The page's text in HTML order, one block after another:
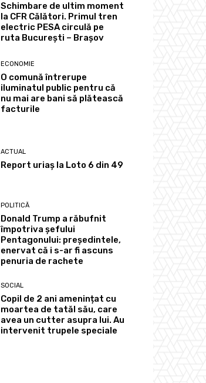
Schimbare de ultim moment
la CFR Călători. Primul tren
electric PESA circulă pe
ruta București – Brașov
ECONOMIE
O comună întrerupe
iluminatul public pentru că
nu mai are bani să plătească
facturile
ACTUAL
Report uriaș la Loto 6 din 49
POLITICĂ
Donald Trump a răbufnit
împotriva șefului
Pentagonului: președintele,
enervat că i s-ar fi ascuns
penuria de rachete
SOCIAL
Copil de 2 ani amenințat cu
moartea de tatăl său, care
avea un cutter asupra lui. Au
intervenit trupele speciale